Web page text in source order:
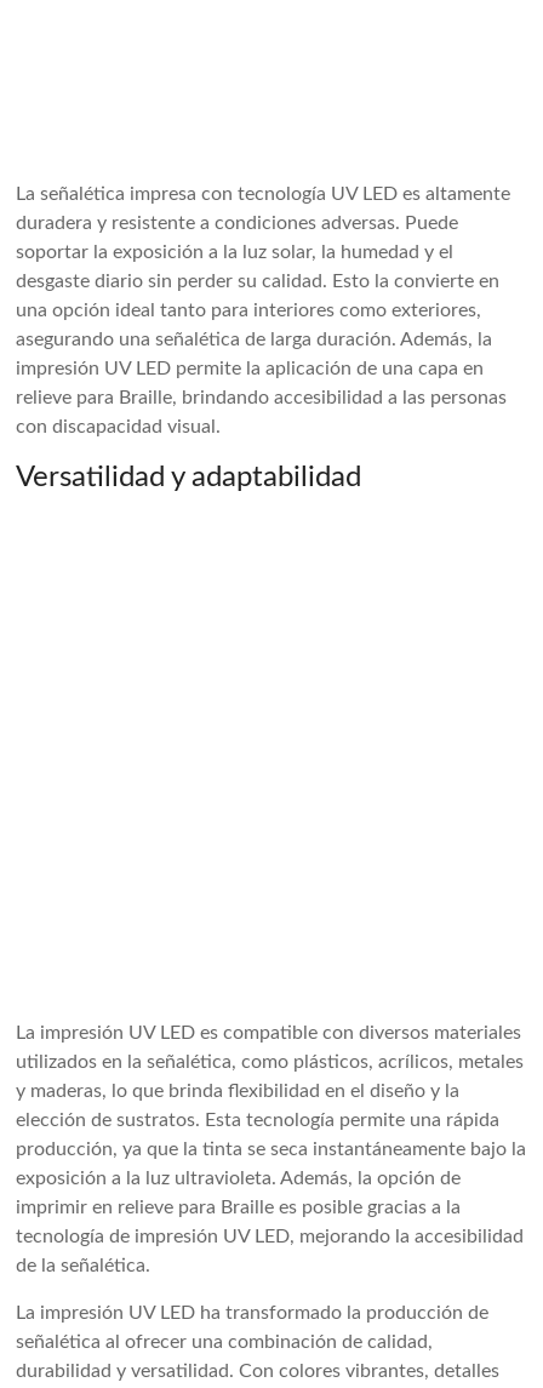
La señalética impresa con tecnología UV LED es altamente
duradera y resistente a condiciones adversas. Puede
soportar la exposición a la luz solar, la humedad y el
desgaste diario sin perder su calidad. Esto la convierte en
una opción ideal tanto para interiores como exteriores,
asegurando una señalética de larga duración. Además, la
impresión UV LED permite la aplicación de una capa en
relieve para Braille, brindando accesibilidad a las personas
con discapacidad visual.
Versatilidad y adaptabilidad
La impresión UV LED es compatible con diversos materiales
utilizados en la señalética, como plásticos, acrílicos, metales
y maderas, lo que brinda flexibilidad en el diseño y la
elección de sustratos. Esta tecnología permite una rápida
producción, ya que la tinta se seca instantáneamente bajo la
exposición a la luz ultravioleta. Además, la opción de
imprimir en relieve para Braille es posible gracias a la
tecnología de impresión UV LED, mejorando la accesibilidad
de la señalética.
La impresión UV LED ha transformado la producción de
señalética al ofrecer una combinación de calidad,
durabilidad y versatilidad. Con colores vibrantes, detalles